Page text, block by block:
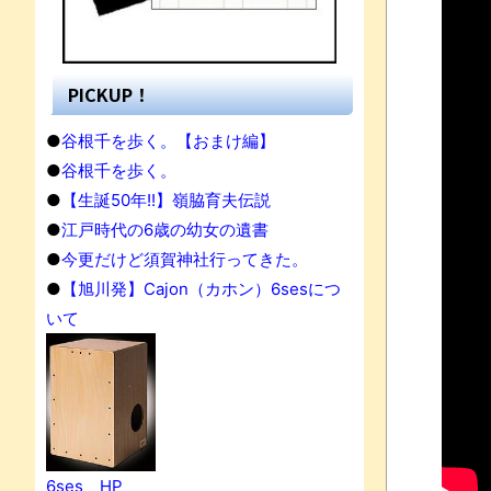
PICKUP！
●谷根千を歩く。【おまけ編】
●谷根千を歩く。
● 【生誕50年!!】嶺脇育夫伝説
●江戸時代の6歳の幼女の遺書
●今更だけど須賀神社行ってきた。
● 【旭川発】Cajon（カホン）6sesにつ
いて
6ses HP